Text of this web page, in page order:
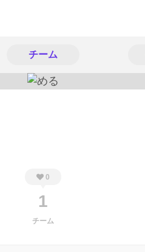
チーム
0
1
チーム